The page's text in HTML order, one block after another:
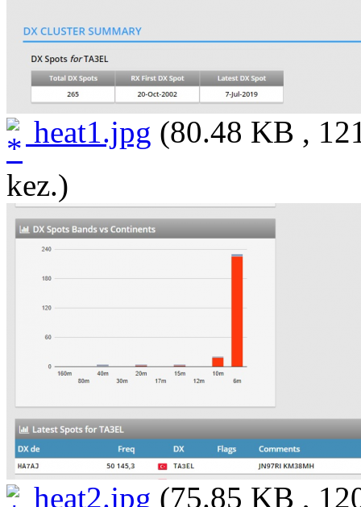
heat1.jpg (80.48 KB ,
kez.)
heat2.jpg (75.85 KB ,